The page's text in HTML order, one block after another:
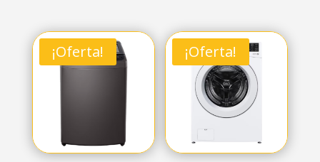
original
era:
$497.63.
actual
original
era:
$529.92.
actual
¡Oferta! ¡Oferta!